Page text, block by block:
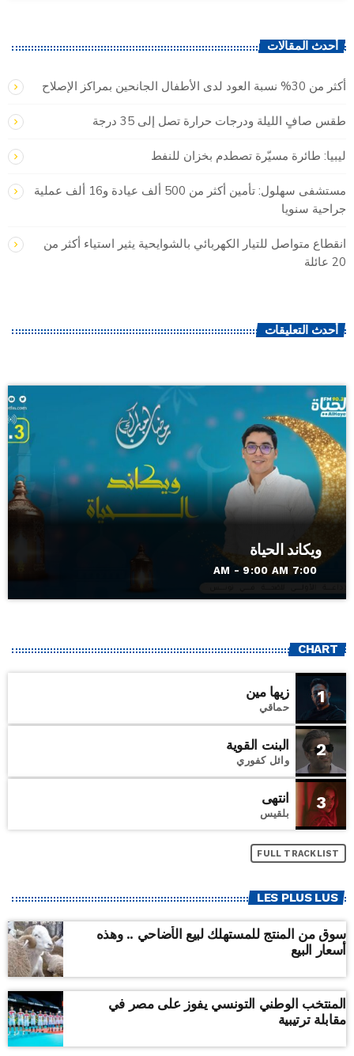
أحدث المقالات
أكثر من 30% نسبة العود لدى الأطفال الجانحين بمراكز الإصلاح
طقس صافٍ الليلة ودرجات حرارة تصل إلى 35 درجة
ليبيا: طائرة مسيّرة تصطدم بخزان للنفط
مستشفى سهلول: تأمين أكثر من 500 ألف عيادة و16 ألف عملية
جراحية سنويا
انقطاع متواصل للتيار الكهربائي بالشوايحية يثير استياء أكثر من
20 عائلة
أحدث التعليقات
ويكاند الحياة
7:00 AM - 9:00 AM
CHART
1 زيها مين
حماقي
2 البنت القوية
وائل كفوري
3 انتهى
بلقيس
FULL TRACKLIST
LES PLUS LUS
سوق من المنتج للمستهلك لبيع الأضاحي .. وهذه
أسعار البيع
المنتخب الوطني التونسي يفوز على مصر في
مقابلة ترتيبية